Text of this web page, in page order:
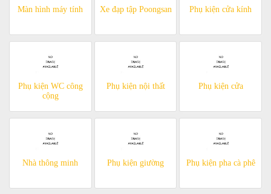
Màn hình máy tính Xe đạp tập Poongsan Phụ kiện cửa kính
Phụ kiện WC công
cộng
Phụ kiện nội thất Phụ kiện cửa
Nhà thông minh Phụ kiện giường Phụ kiện pha cà phê